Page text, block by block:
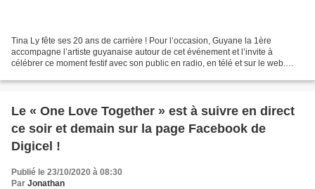
Tina Ly fête ses 20 ans de carrière ! Pour l’occasion, Guyane la 1ère
accompagne l’artiste guyanaise autour de cet événement et l’invite à
célébrer ce moment festif avec son public en radio, en télé et sur le web.
Le « One Love Together » est à suivre en direct
ce soir et demain sur la page Facebook de
Digicel !
Publié le 23/10/2020 à 08:30
Par Jonathan